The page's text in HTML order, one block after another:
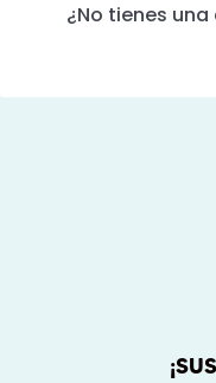
¿No tienes